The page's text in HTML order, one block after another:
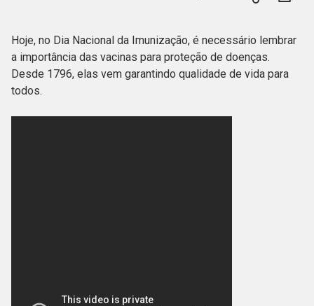
Hoje, no Dia Nacional da Imunização, é necessário lembrar
a importância das vacinas para proteção de doenças.
Desde 1796, elas vem garantindo qualidade de vida para
todos.